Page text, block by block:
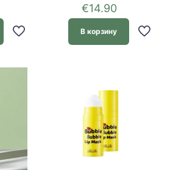
€14.90
В корзину